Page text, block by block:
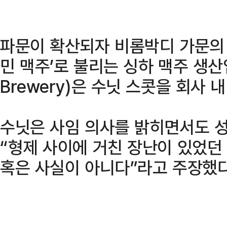
파문이 확산되자 비롬박디 가문
민 맥주’로 불리는 싱하 맥주 생
Brewery)은 수닛 스콧을 회사
수닛은 사임 의사를 밝히면서도
“형제 사이에 거친 장난이 있었
혹은 사실이 아니다”라고 주장했